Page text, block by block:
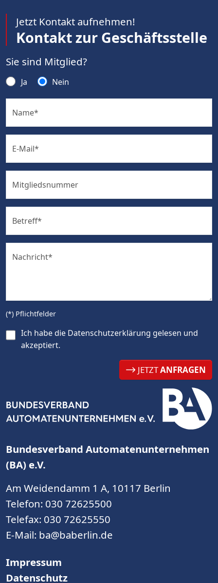
Jetzt Kontakt aufnehmen!
Kontakt zur Geschäftsstelle
Sie sind Mitglied?
Ja Nein
Name*
E-Mail*
Mitgliedsnummer
Betreff*
Nachricht*
(*) Pflichtfelder
Ich habe die Datenschutzerklärung gelesen und
akzeptiert.
JETZTANFRAGEN
Bundesverband Automatenunternehmen
(BA) e.V.
Am Weidendamm 1 A, 10117 Berlin
Telefon: 030 72625500
Telefax: 030 72625550
E-Mail: ba@baberlin.de
Impressum
Datenschutz